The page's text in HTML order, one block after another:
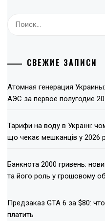
Найти:
СВЕЖИЕ ЗАПИСИ
Атомная генерация
АЭС за первое полугодие
Тарифи на воду в Україні:
що чекає мешканців у 2026
Банкнота 2000 гривень:
та його роль у грошовому
Предзаказ GTA 6 за $80:
платить